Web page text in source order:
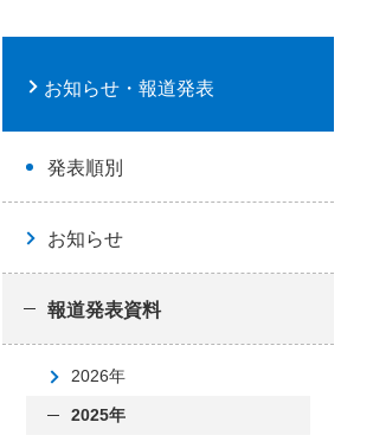
お知らせ・報道発表
発表順別
お知らせ
報道発表資料
2026年
2025年